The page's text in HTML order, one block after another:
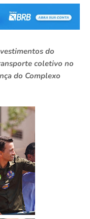
do
coletivo no
do Complexo